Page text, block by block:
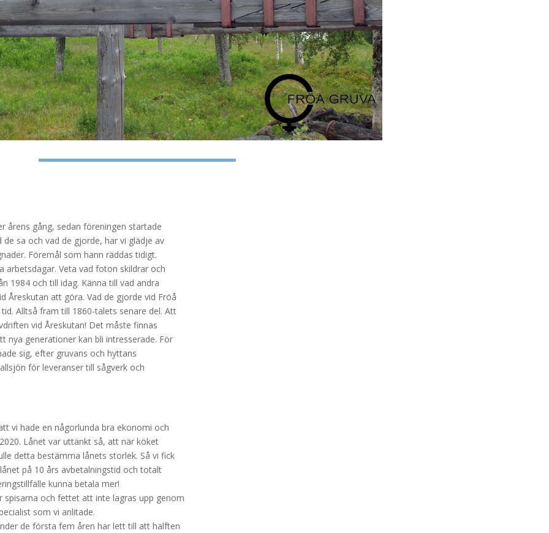
årens gång, sedan föreningen startade
sa och vad de gjorde, har vi glädje av
Föremål som hann räddas tidigt.
Veta vad foton skildrar och
1984 och till idag. Känna till vad andra
Åreskutan att göra. Vad de gjorde vid Fröå
Alltså fram till 1860-talets senare del. Att
vid Åreskutan! Det måste finnas
generationer kan bli intresserade. För
sig, efter gruvans och hyttans
för leveranser till sågverk och
vi hade en någorlunda bra ekonomi och
Lånet var uttänkt så, att när köket
detta bestämma lånets storlek. Så vi fick
på 10 års avbetalningstid och totalt
kunna betala mer!
och fettet att inte lagras upp genom
som vi anlitade.
de första fem åren har lett till att hälften